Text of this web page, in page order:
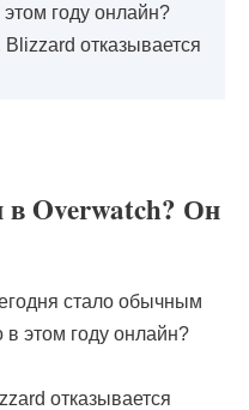
году онлайн?
Blizzard отказывается
в Overwatch? Он
стало обычным
этом году онлайн?
отказывается